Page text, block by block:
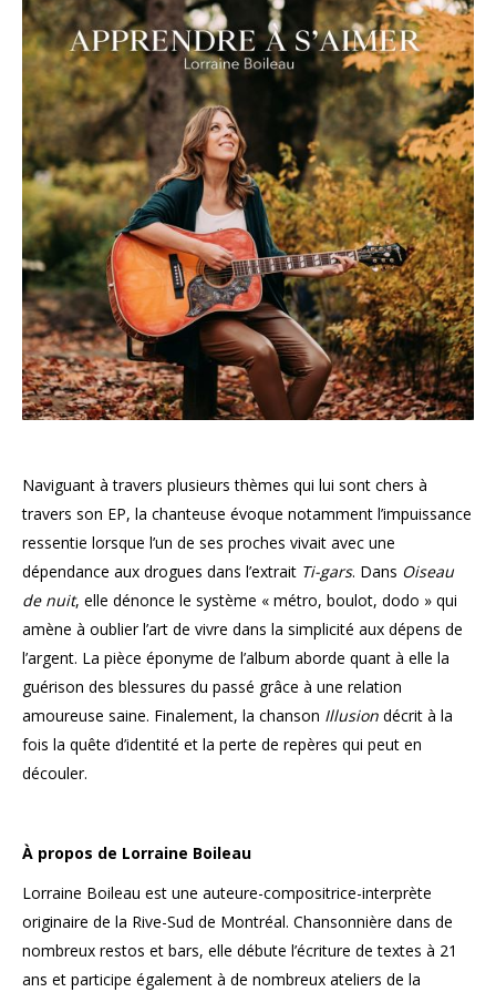
Naviguant à travers plusieurs thèmes qui lui sont chers à
travers son EP, la chanteuse évoque notamment l’impuissance
ressentie lorsque l’un de ses proches vivait avec une
dépendance aux drogues dans l’extrait Ti-gars. Dans Oiseau
de nuit, elle dénonce le système « métro, boulot, dodo » qui
amène à oublier l’art de vivre dans la simplicité aux dépens de
l’argent. La pièce éponyme de l’album aborde quant à elle la
guérison des blessures du passé grâce à une relation
amoureuse saine. Finalement, la chanson Illusion décrit à la
fois la quête d’identité et la perte de repères qui peut en
découler.
À propos de Lorraine Boileau
Lorraine Boileau est une auteure-compositrice-interprète
originaire de la Rive-Sud de Montréal. Chansonnière dans de
nombreux restos et bars, elle débute l’écriture de textes à 21
ans et participe également à de nombreux ateliers de la